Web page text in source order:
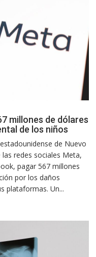
millones de dólares
de los niños
de Nuevo
redes sociales Meta,
pagar 567 millones
por los daños
plataformas. Un...